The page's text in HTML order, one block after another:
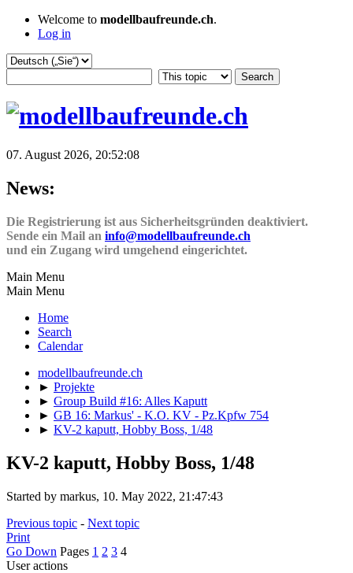
Welcome to modellbaufreunde.ch.
Log in
07. August 2026, 20:52:08
News:
Die Registrierung ist aus Sicherheitsgründen deaktiviert.
Sende ein Mail an info@modellbaufreunde.ch
und ein Zugang wird umgehend eingerichtet.
Main Menu
Main Menu
Home
Search
Calendar
modellbaufreunde.ch
► Projekte
► Group Build #16: Alles Kaputt
► GB 16: Markus' - K.O. KV - Pz.Kpfw 754
► KV-2 kaputt, Hobby Boss, 1/48
KV-2 kaputt, Hobby Boss, 1/48
Started by markus, 10. May 2022, 21:47:43
Previous topic - Next topic
Print
Go Down Pages 1 2 3 4
User actions